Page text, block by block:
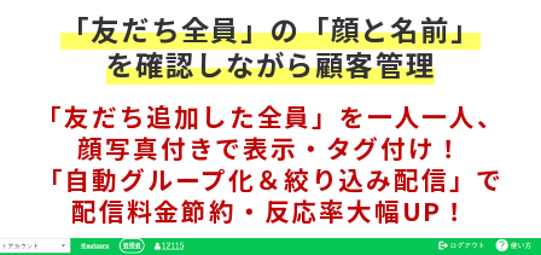
「友だち全員」の「顔と名前」
を確認しながら顧客管理
「友だち追加した全員」を一人一人、
顔写真付きで表示・タグ付け！
「自動グループ化＆絞り込み配信」で
配信料金節約・反応率大幅UP！